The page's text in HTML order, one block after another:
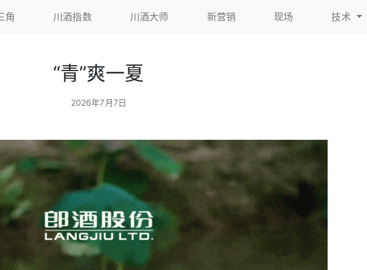
角 川酒指数 川酒大师 新营销 现场 技术
“青”爽一夏
2026年7月7日